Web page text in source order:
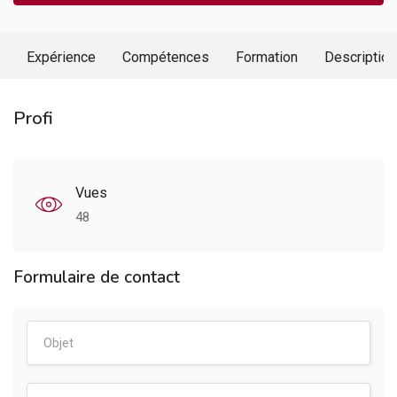
Expérience Compétences Formation Description
Profi
Vues
48
Formulaire de contact